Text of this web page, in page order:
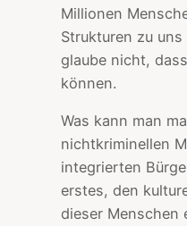
Millionen
Strukturen zu
glaube nicht,
können.
Was kann man
nichtkriminellen
integrierten
erstes, den
dieser Menschen